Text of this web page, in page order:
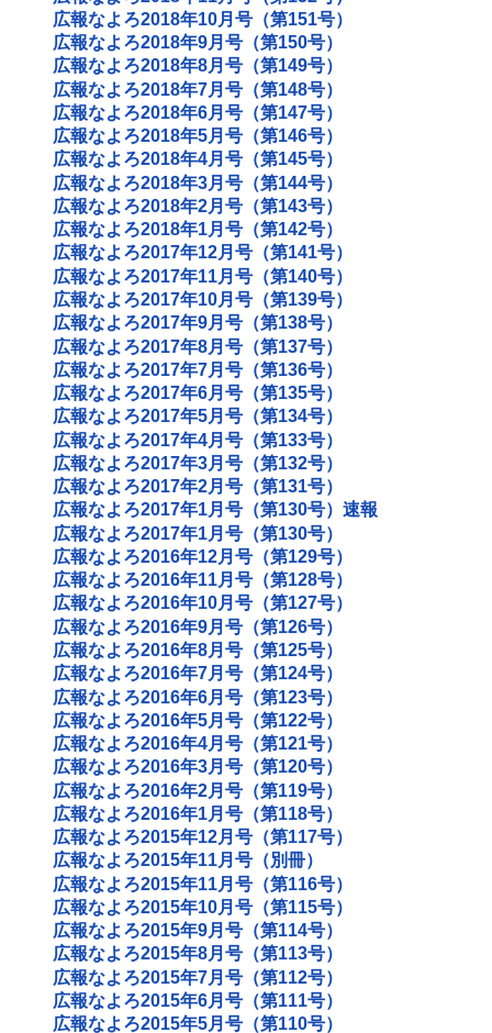
広報なよろ2018年10月号（第151号）
広報なよろ2018年9月号（第150号）
広報なよろ2018年8月号（第149号）
広報なよろ2018年7月号（第148号）
広報なよろ2018年6月号（第147号）
広報なよろ2018年5月号（第146号）
広報なよろ2018年4月号（第145号）
広報なよろ2018年3月号（第144号）
広報なよろ2018年2月号（第143号）
広報なよろ2018年1月号（第142号）
広報なよろ2017年12月号（第141号）
広報なよろ2017年11月号（第140号）
広報なよろ2017年10月号（第139号）
広報なよろ2017年9月号（第138号）
広報なよろ2017年8月号（第137号）
広報なよろ2017年7月号（第136号）
広報なよろ2017年6月号（第135号）
広報なよろ2017年5月号（第134号）
広報なよろ2017年4月号（第133号）
広報なよろ2017年3月号（第132号）
広報なよろ2017年2月号（第131号）
広報なよろ2017年1月号（第130号）速報
広報なよろ2017年1月号（第130号）
広報なよろ2016年12月号（第129号）
広報なよろ2016年11月号（第128号）
広報なよろ2016年10月号（第127号）
広報なよろ2016年9月号（第126号）
広報なよろ2016年8月号（第125号）
広報なよろ2016年7月号（第124号）
広報なよろ2016年6月号（第123号）
広報なよろ2016年5月号（第122号）
広報なよろ2016年4月号（第121号）
広報なよろ2016年3月号（第120号）
広報なよろ2016年2月号（第119号）
広報なよろ2016年1月号（第118号）
広報なよろ2015年12月号（第117号）
広報なよろ2015年11月号（別冊）
広報なよろ2015年11月号（第116号）
広報なよろ2015年10月号（第115号）
広報なよろ2015年9月号（第114号）
広報なよろ2015年8月号（第113号）
広報なよろ2015年7月号（第112号）
広報なよろ2015年6月号（第111号）
広報なよろ2015年5月号（第110号）